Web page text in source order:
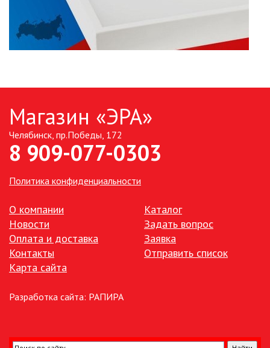
Магазин «ЭРА»
Челябинск, пр.Победы, 172
8 909-077-0303
Политика конфиденциальности
О компании
Новости
Оплата и доставка
Контакты
Карта сайта
Каталог
Задать вопрос
Заявка
Отправить список
Разработка сайта: РАПИРА